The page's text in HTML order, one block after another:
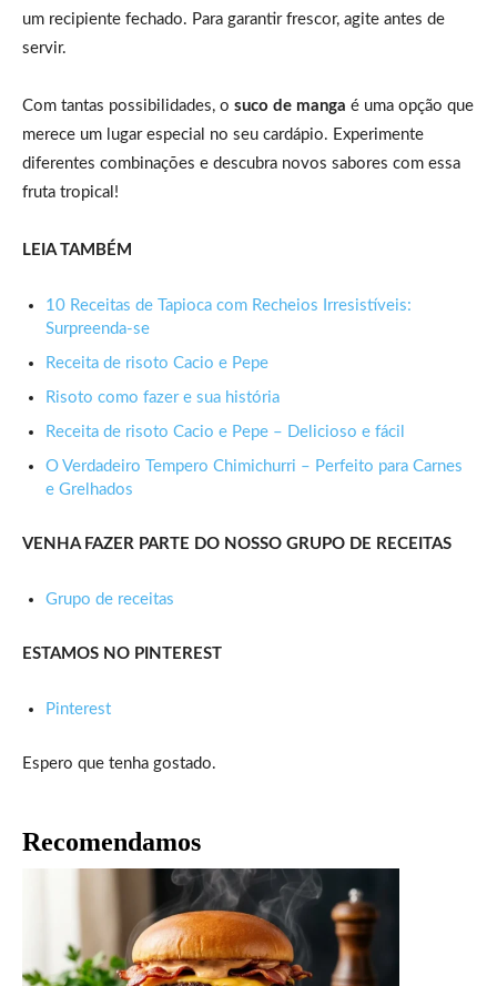
um recipiente fechado. Para garantir frescor, agite antes de
servir.
Com tantas possibilidades, o suco de manga é uma opção que
merece um lugar especial no seu cardápio. Experimente
diferentes combinações e descubra novos sabores com essa
fruta tropical!
LEIA TAMBÉM
10 Receitas de Tapioca com Recheios Irresistíveis:
Surpreenda-se
Receita de risoto Cacio e Pepe
Risoto como fazer e sua história
Receita de risoto Cacio e Pepe – Delicioso e fácil
O Verdadeiro Tempero Chimichurri – Perfeito para Carnes
e Grelhados
VENHA FAZER PARTE DO NOSSO GRUPO DE RECEITAS
Grupo de receitas
ESTAMOS NO PINTEREST
Pinterest
Espero que tenha gostado.
Recomendamos